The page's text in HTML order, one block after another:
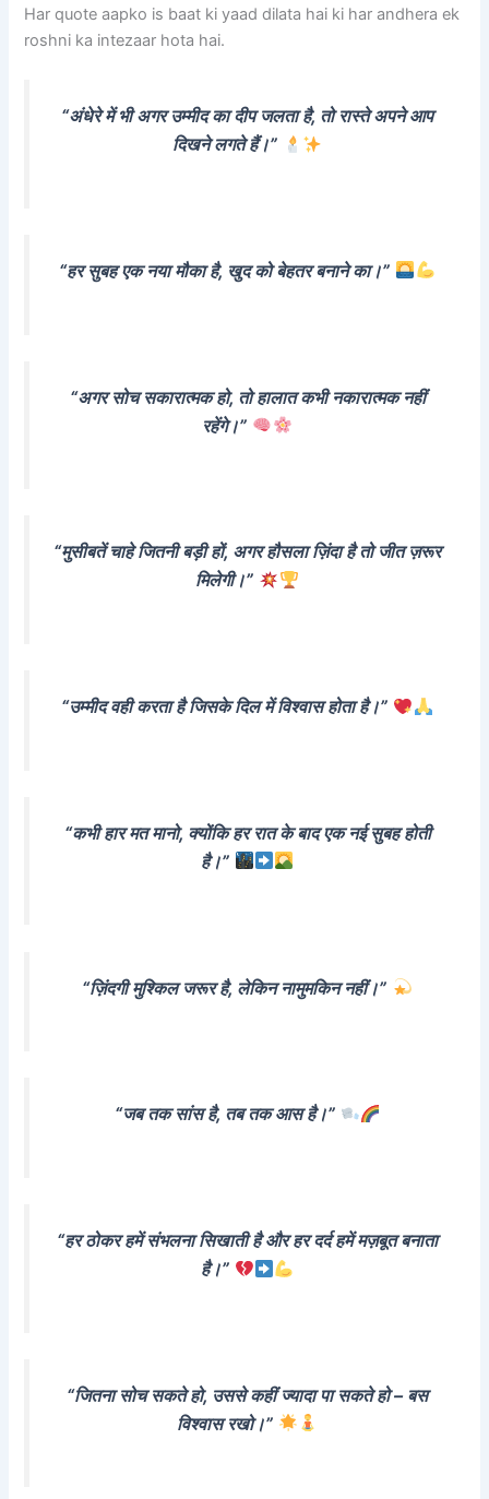
Har quote aapko is baat ki yaad dilata hai ki har andhera ek
roshni ka intezaar hota hai.
“अंधेरे में भी अगर उम्मीद का दीप जलता है, तो रास्ते अपने आप
दिखने लगते हैं।”
“हर सुबह एक नया मौका है, खुद को बेहतर बनाने का।”
“अगर सोच सकारात्मक हो, तो हालात कभी नकारात्मक नहीं
रहेंगे।”
“मुसीबतें चाहे जितनी बड़ी हों, अगर हौसला ज़िंदा है तो जीत ज़रूर
मिलेगी।”
“उम्मीद वही करता है जिसके दिल में विश्वास होता है।”
“कभी हार मत मानो, क्योंकि हर रात के बाद एक नई सुबह होती
है।”
“ज़िंदगी मुश्किल जरूर है, लेकिन नामुमकिन नहीं।”
“जब तक सांस है, तब तक आस है।”
“हर ठोकर हमें संभलना सिखाती है और हर दर्द हमें मज़बूत बनाता
है।”
“जितना सोच सकते हो, उससे कहीं ज्यादा पा सकते हो – बस
विश्वास रखो।”